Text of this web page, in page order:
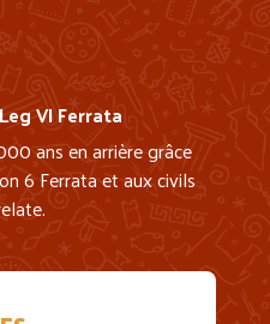
VI Ferrata
ans en arrière grâce
6 Ferrata et aux civils